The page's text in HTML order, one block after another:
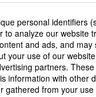
PAGE TOP